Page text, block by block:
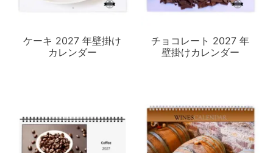
ケーキ 2027 年壁掛け
カレンダー
チョコレート 2027 年
壁掛けカレンダー